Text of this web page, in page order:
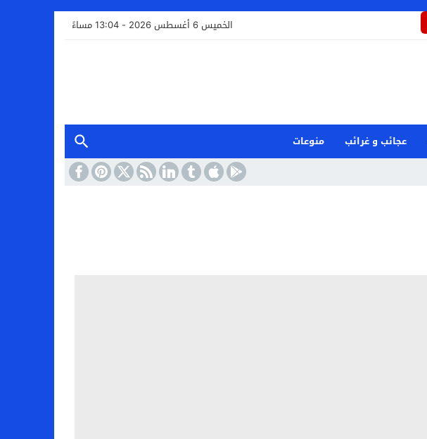
الخميس 6 أغسطس 2026 - 13:04 مساءً
عجائب و غرائب
منوعات